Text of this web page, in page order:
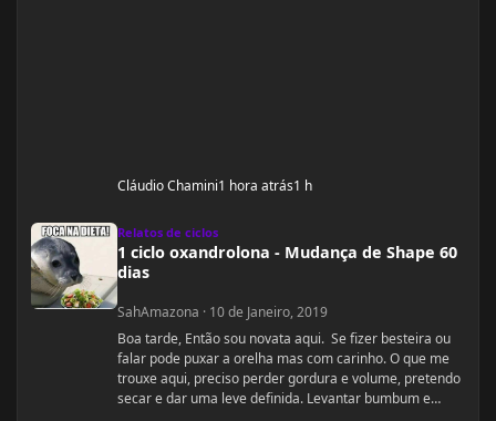
Cláudio Chamini1 hora atrás1 h
Relatos de ciclos
1 ciclo oxandrolona - Mudança de Shape 60
dias
SahAmazona · 10 de Janeiro, 2019
Boa tarde, Então sou novata aqui. Se fizer besteira ou
falar pode puxar a orelha mas com carinho. O que me
trouxe aqui, preciso perder gordura e volume, pretendo
secar e dar uma leve definida. Levantar bumbum e